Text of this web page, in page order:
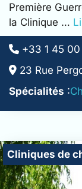
Première
la Clinique …
+33 1 45
23 Rue
Spécialités :
Cliniques de